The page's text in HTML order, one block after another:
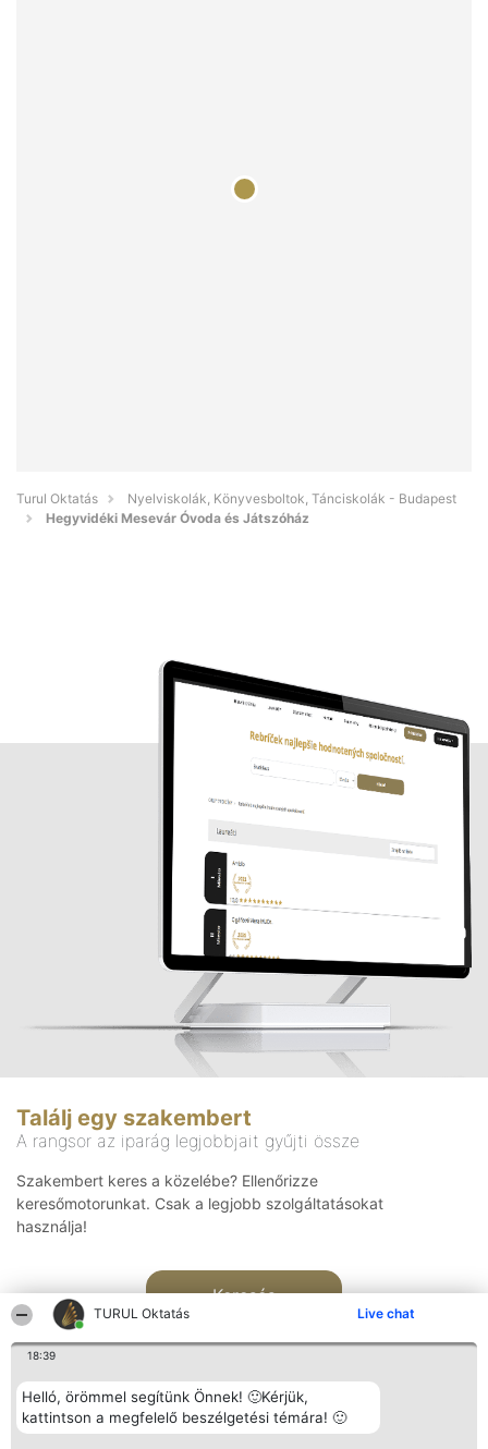
TURUL Oktatás Live chat
18:39
Helló, örömmel segítünk Önnek! 🙂Kérjük,
kattintson a megfelelő beszélgetési témára! 🙂
Turul Oktatás
Nyelviskolák, Könyvesboltok, Tánciskolák - Budapest
Hegyvidéki Mesevár Óvoda és Játszóház
Találj egy szakembert
A rangsor az iparág legjobbjait gyűjti össze
Szakembert keres a közelébe? Ellenőrizze
keresőmotorunkat. Csak a legjobb szolgáltatásokat
használja!
Keresés